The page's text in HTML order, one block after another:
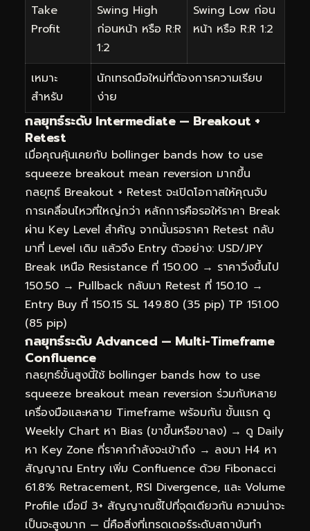
Take
Profit
Swing High
ก่อนหน้า หรือ R:R
1:2
Swing Low ก่อน
หน้า หรือ R:R 1:2
เหมาะ
สำหรับ
นักเทรดมือใหม่ที่ต้องการความเรียบ
ง่าย
กลยุทธ์ระดับ Intermediate — Breakout +
Retest
เมื่อคุณคุ้นเคยกับ bollinger bands how to use
squeeze breakout mean reversion มากขึ้น
กลยุทธ์ Breakout + Retest จะเปิดโอกาสให้คุณจับ
การเคลื่อนไหวที่ใหญ่กว่า หลักการคือรอให้ราคา Break
ผ่าน Key Level สำคัญ จากนั้นรอราคา Retest กลับ
มาที่ Level เดิม แล้วจึง Entry ตัวอย่าง: USD/JPY
Break เหนือ Resistance ที่ 150.00 → ราคาวิ่งขึ้นไป
150.50 → Pullback กลับมา Retest ที่ 150.10 →
Entry Buy ที่ 150.15 SL 149.80 (35 pip) TP 151.00
(85 pip)
กลยุทธ์ระดับ Advanced — Multi-Timeframe
Confluence
กลยุทธ์ขั้นสูงนี้ใช้ bollinger bands how to use
squeeze breakout mean reversion ร่วมกับหลาย
เครื่องมือและหลาย Timeframe พร้อมกัน ขั้นแรก ดู
Weekly Chart หา Bias (ขาขึ้นหรือขาลง) → ดู Daily
หา Key Zone ที่ราคากำลังจะเข้าถึง → ลงมา H4 หา
สัญญาณ Entry เพิ่ม Confluence ด้วย Fibonacci
61.8% Retracement, RSI Divergence, และ Volume
Profile เมื่อมี 3+ สัญญาณชี้ไปที่จุดเดียวกัน ความน่าจะ
เป็นจะสูงมาก — นี่คือสิ่งที่เทรดเดอร์ระดับสถาบันทำ